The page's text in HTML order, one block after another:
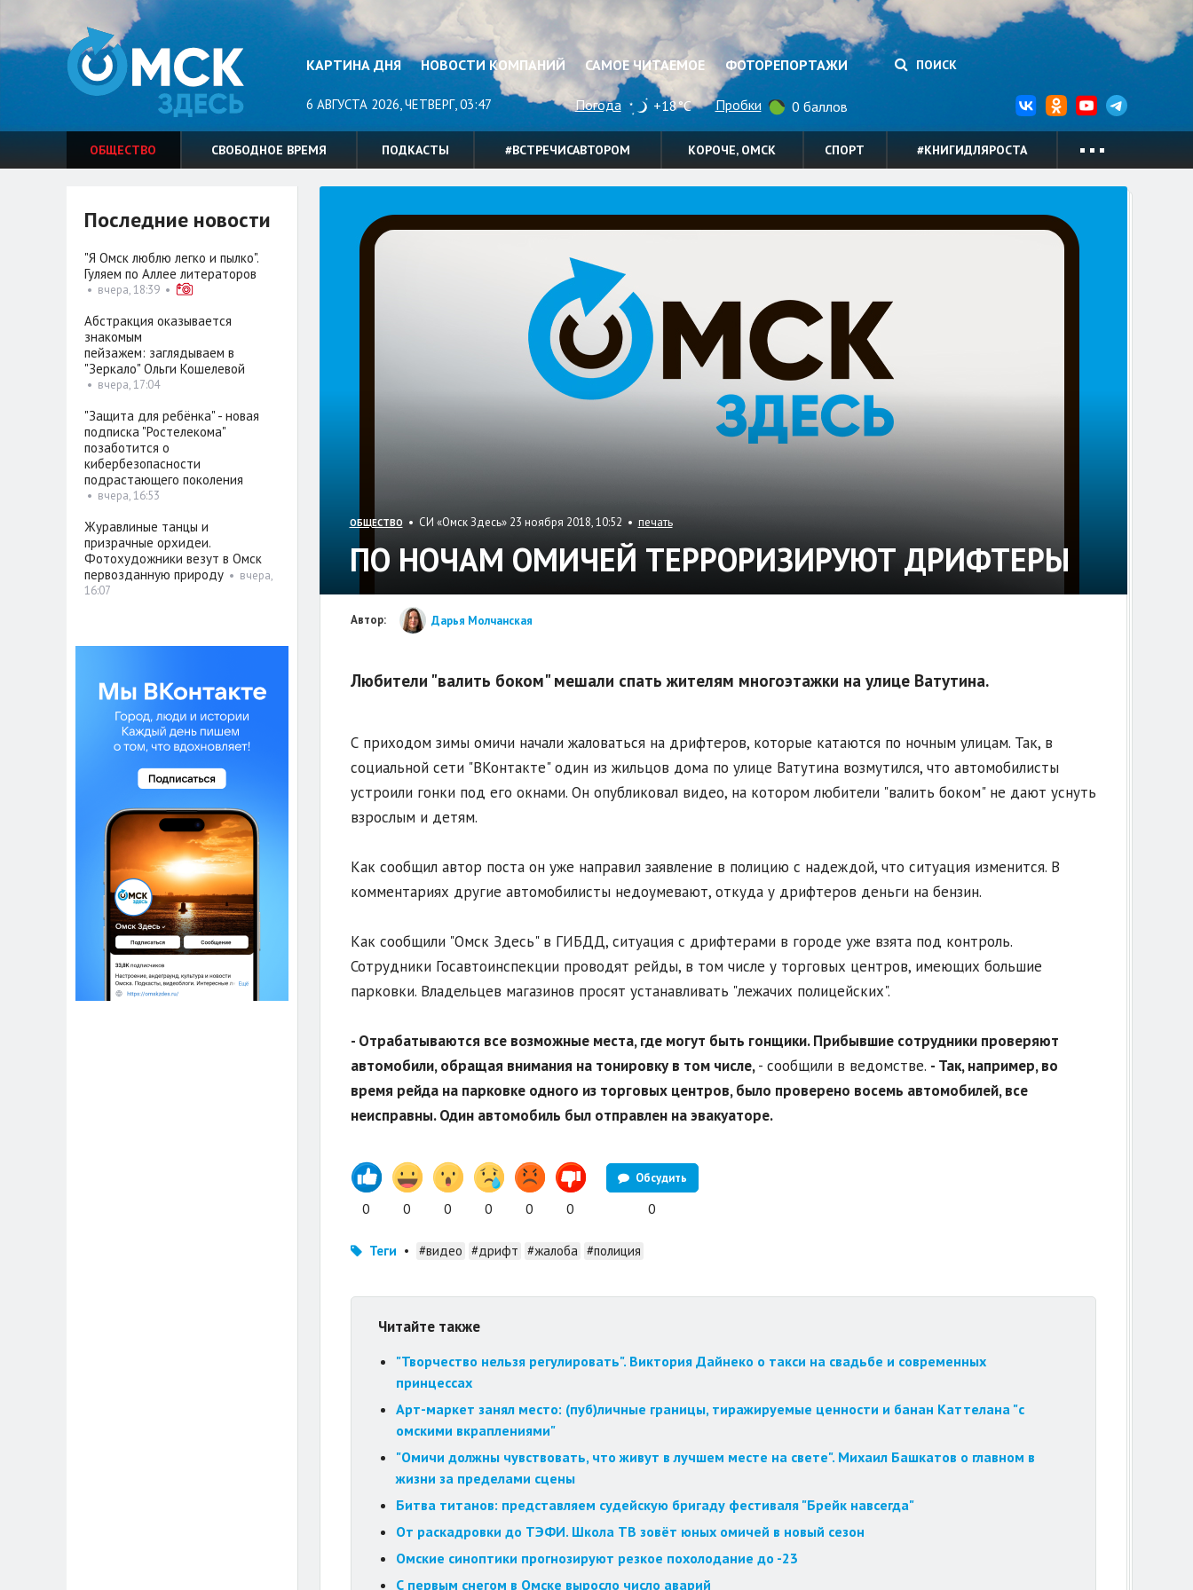
КАРТИНА ДНЯ НОВОСТИ КОМПАНИЙ САМОЕ ЧИТАЕМОЕ ФОТОРЕПОРТАЖИ ПОИСК
6 АВГУСТА 2026, ЧЕТВЕРГ, 03:47 Погода +18°C Пробки 0 баллов
ОБЩЕСТВО СВОБОДНОЕ ВРЕМЯ ПОДКАСТЫ #ВСТРЕЧИСАВТОРОМ КОРОЧЕ, ОМСК СПОРТ #КНИГИДЛЯРОСТА
ОБЩЕСТВО • СИ «Омск Здесь» 23 ноября 2018, 10:52 • печать
ПО НОЧАМ ОМИЧЕЙ ТЕРРОРИЗИРУЮТ ДРИФТЕРЫ
Автор: Дарья Молчанская
Любители "валить боком" мешали спать жителям многоэтажки на улице Ватутина.
С приходом зимы омичи начали жаловаться на дрифтеров, которые катаются по ночным улицам. Так, в
социальной сети "ВКонтакте" один из жильцов дома по улице Ватутина возмутился, что автомобилисты
устроили гонки под его окнами. Он опубликовал видео, на котором любители "валить боком" не дают уснуть
взрослым и детям.
Как сообщил автор поста он уже направил заявление в полицию с надеждой, что ситуация изменится. В
комментариях другие автомобилисты недоумевают, откуда у дрифтеров деньги на бензин.
Как сообщили "Омск Здесь" в ГИБДД, ситуация с дрифтерами в городе уже взята под контроль.
Сотрудники Госавтоинспекции проводят рейды, в том числе у торговых центров, имеющих большие
парковки. Владельцев магазинов просят устанавливать "лежачих полицейских".
- Отрабатываются все возможные места, где могут быть гонщики. Прибывшие сотрудники проверяют
автомобили, обращая внимания на тонировку в том числе,- сообщили в ведомстве. - Так, например, во
время рейда на парковке одного из торговых центров, было проверено восемь автомобилей, все
неисправны. Один автомобиль был отправлен на эвакуаторе.
0 0 0 0 0 0
Обсудить
0
Теги • #видео #дрифт #жалоба #полиция
Читайте также
"Творчество нельзя регулировать". Виктория Дайнеко о такси на свадьбе и современных
принцессах
Арт-маркет занял место: (пуб)личные границы, тиражируемые ценности и банан Каттелана "с
омскими вкраплениями"
"Омичи должны чувствовать, что живут в лучшем месте на свете". Михаил Башкатов о главном в
жизни за пределами сцены
Битва титанов: представляем судейскую бригаду фестиваля "Брейк навсегда"
От раскадровки до ТЭФИ. Школа ТВ зовёт юных омичей в новый сезон
Омские синоптики прогнозируют резкое похолодание до -23
С первым снегом в Омске выросло число аварий
Последние новости
"Я Омск люблю легко и пылко".
Гуляем по Аллее литераторов
• вчера, 18:39•
Абстракция оказывается
знакомым
пейзажем: заглядываем в
"Зеркало" Ольги Кошелевой
• вчера, 17:04
"Защита для ребёнка" - новая
подписка "Ростелекома"
позаботится о
кибербезопасности
подрастающего поколения
• вчера, 16:53
Журавлиные танцы и
призрачные орхидеи.
Фотохудожники везут в Омск
первозданную природу• вчера,
16:07